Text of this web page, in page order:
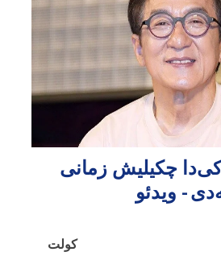
چکیلیش زمانی
- ویدئو
کولت